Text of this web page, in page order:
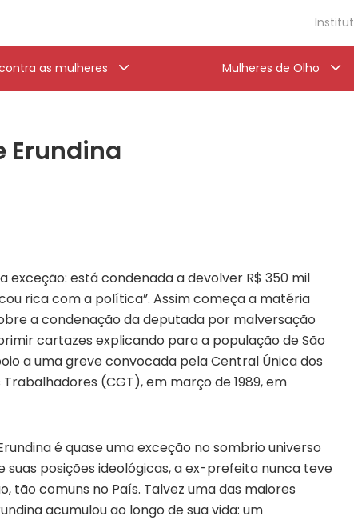
as mulheres Mulheres de Olho
Erundina
está condenada a devolver R$ 350 mil
rica com a política”. Assim começa a matéria
a condenação da deputada por malversação
cartazes explicando para a população de São
a uma greve convocada pela Central Única dos
(CGT), em março de 1989, em
é quase uma exceção no sombrio universo
posições ideológicas, a ex-prefeita nunca teve
tão comuns no País. Talvez uma das maiores
acumulou ao longo de sua vida: um